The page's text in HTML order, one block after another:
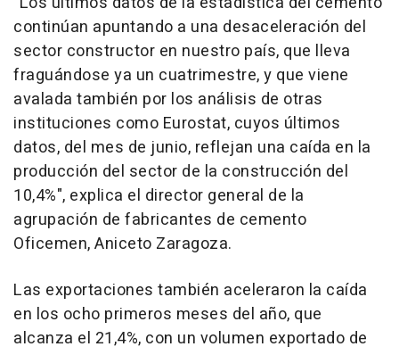
continúan apuntando a una desaceleración del
sector constructor en nuestro país, que lleva
fraguándose ya un cuatrimestre, y que viene
avalada también por los análisis de otras
instituciones como Eurostat, cuyos últimos
datos, del mes de junio, reflejan una caída en la
producción del sector de la construcción del
10,4%", explica el director general de la
agrupación de fabricantes de cemento
Oficemen, Aniceto Zaragoza.
Las exportaciones también aceleraron la caída
en los ocho primeros meses del año, que
alcanza el 21,4%, con un volumen exportado de